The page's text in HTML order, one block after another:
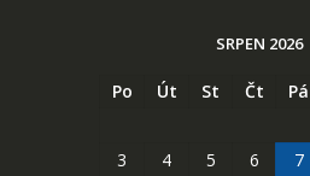
SRPEN 2026
Po Út St Čt Pá
3
4 5 6 7